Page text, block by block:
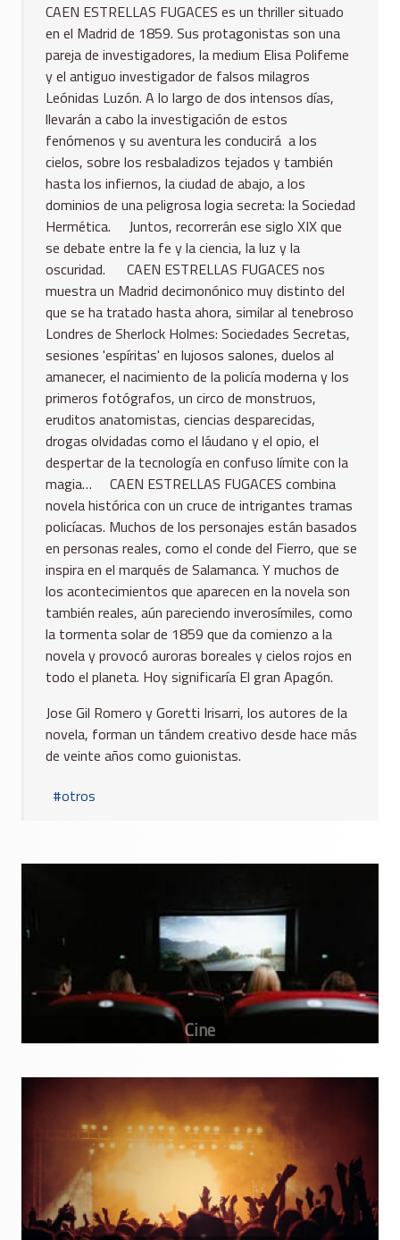
CAEN ESTRELLAS FUGACES es un thriller situado
en el Madrid de 1859. Sus protagonistas son una
pareja de investigadores, la medium Elisa Polifeme
y el antiguo investigador de falsos milagros
Leónidas Luzón. A lo largo de dos intensos días,
llevarán a cabo la investigación de estos
fenómenos y su aventura les conducirá a los
cielos, sobre los resbaladizos tejados y también
hasta los infiernos, la ciudad de abajo, a los
dominios de una peligrosa logia secreta: la Sociedad
Hermética. Juntos, recorrerán ese siglo XIX que
se debate entre la fe y la ciencia, la luz y la
oscuridad. CAEN ESTRELLAS FUGACES nos
muestra un Madrid decimonónico muy distinto del
que se ha tratado hasta ahora, similar al tenebroso
Londres de Sherlock Holmes: Sociedades Secretas,
sesiones 'espíritas' en lujosos salones, duelos al
amanecer, el nacimiento de la policía moderna y los
primeros fotógrafos, un circo de monstruos,
eruditos anatomistas, ciencias desparecidas,
drogas olvidadas como el láudano y el opio, el
despertar de la tecnología en confuso límite con la
magia… CAEN ESTRELLAS FUGACES combina
novela histórica con un cruce de intrigantes tramas
policíacas. Muchos de los personajes están basados
en personas reales, como el conde del Fierro, que se
inspira en el marqués de Salamanca. Y muchos de
los acontecimientos que aparecen en la novela son
también reales, aún pareciendo inverosímiles, como
la tormenta solar de 1859 que da comienzo a la
novela y provocó auroras boreales y cielos rojos en
todo el planeta. Hoy significaría El gran Apagón.
Jose Gil Romero y Goretti Irisarri, los autores de la
novela, forman un tándem creativo desde hace más
de veinte años como guionistas.
otros